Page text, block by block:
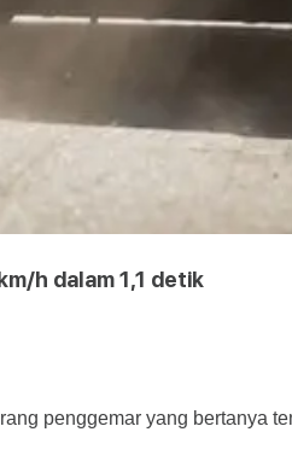
h dalam 1,1 detik
penggemar yang bertanya